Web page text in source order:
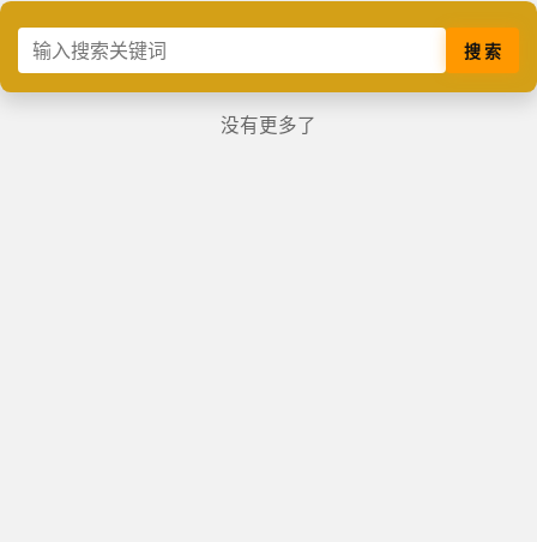
搜 索
没有更多了